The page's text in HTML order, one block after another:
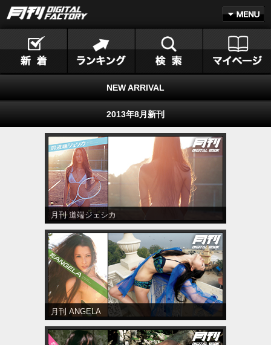
NEW ARRIVAL
2013年8月新刊
月刊 道端ジェシカ
月刊 ANGELA